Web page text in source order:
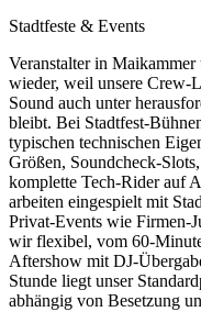
Stadtfeste & Events
Veranstalter in
wieder, weil unsere Crew-
Sound auch unter
bleibt. Bei Stadtfest-
typischen technischen
Größen, Soundcheck-
komplette Tech-Rider auf
arbeiten eingespielt mit
Privat-Events wie Firmen-
wir flexibel, vom 60-
Aftershow mit DJ-
Stunde liegt unser
abhängig von Besetzung